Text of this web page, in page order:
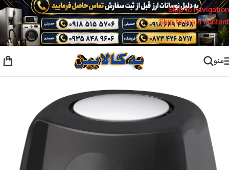
Skip to navigation
Skip to main content
منو